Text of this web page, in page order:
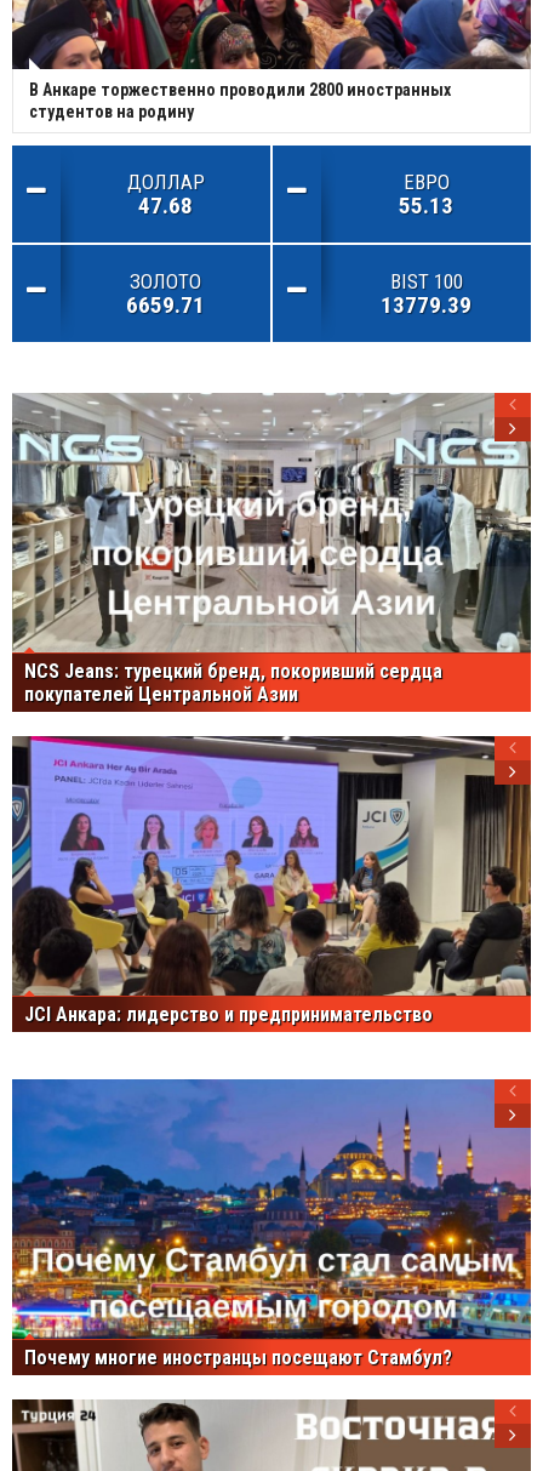
В Анкаре торжественно проводили 2800 иностранных
студентов на родину
ДОЛЛАР
47.68
ЕВРО
55.13
ЗОЛОТО
6659.71
BIST 100
13779.39
NCS Jeans: турецкий бренд, покоривший сердца
покупателей Центральной Азии
JCI Анкара: лидерство и предпринимательство
Почему многие иностранцы посещают Стамбул?